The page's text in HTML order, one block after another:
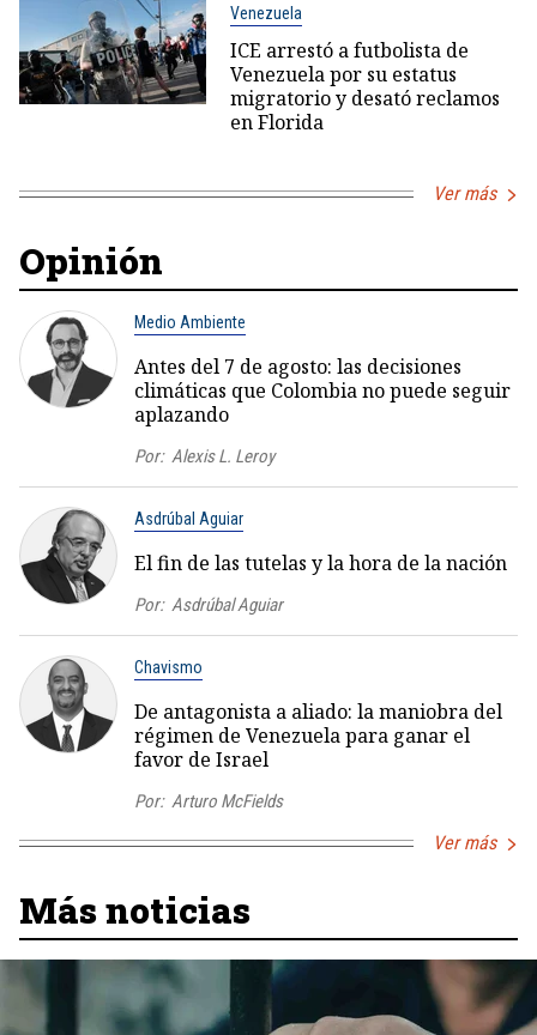
Venezuela
ICE arrestó a futbolista de
Venezuela por su estatus
migratorio y desató reclamos
en Florida
Ver más
Opinión
Medio Ambiente
Antes del 7 de agosto: las decisiones
climáticas que Colombia no puede seguir
aplazando
Por: Alexis L. Leroy
Asdrúbal Aguiar
El fin de las tutelas y la hora de la nación
Por: Asdrúbal Aguiar
Chavismo
De antagonista a aliado: la maniobra del
régimen de Venezuela para ganar el
favor de Israel
Por: Arturo McFields
Ver más
Más noticias